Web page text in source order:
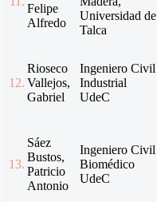
Felipe
Alfredo
Universidad de
Talca
12.
Rioseco
Vallejos,
Gabriel
Ingeniero Civil
Industrial
UdeC
13.
Sáez
Bustos,
Patricio
Antonio
Ingeniero Civil
Biomédico
UdeC